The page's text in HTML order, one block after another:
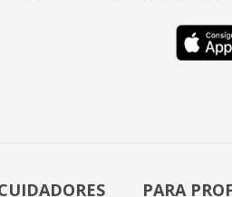
PARA